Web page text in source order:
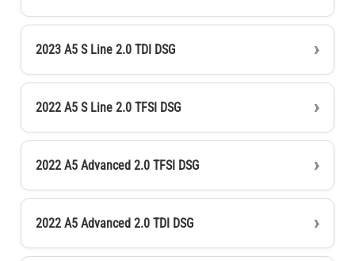
2023 A5 S Line 2.0 TDI DSG
2022 A5 S Line 2.0 TFSI DSG
2022 A5 Advanced 2.0 TFSI DSG
2022 A5 Advanced 2.0 TDI DSG